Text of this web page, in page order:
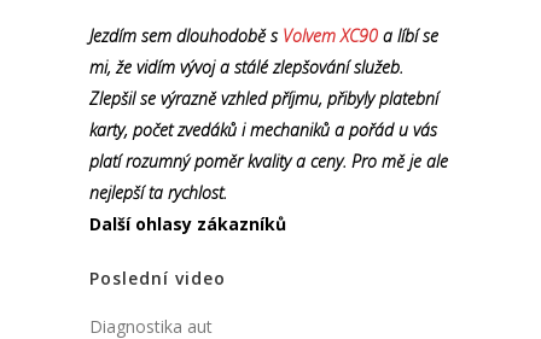
Jezdím sem dlouhodobě s Volvem XC90 a líbí se
mi, že vidím vývoj a stálé zlepšování služeb.
Zlepšil se výrazně vzhled příjmu, přibyly platební
karty, počet zvedáků i mechaniků a pořád u vás
platí rozumný poměr kvality a ceny. Pro mě je ale
nejlepší ta rychlost.
Další ohlasy zákazníků
Poslední video
Diagnostika aut